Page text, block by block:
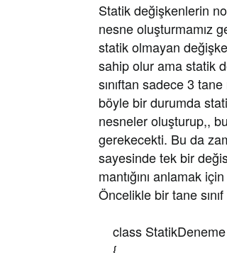
Statik değişkenlerin
nesne oluşturmamız
statik olmayan
sahip olur ama statik
sınıftan sadece 3
böyle bir durumda
nesneler oluşturup,,
gerekecekti. Bu da
sayesinde tek bir
mantığını anlamak
Öncelikle bir tane
class StatikDeneme